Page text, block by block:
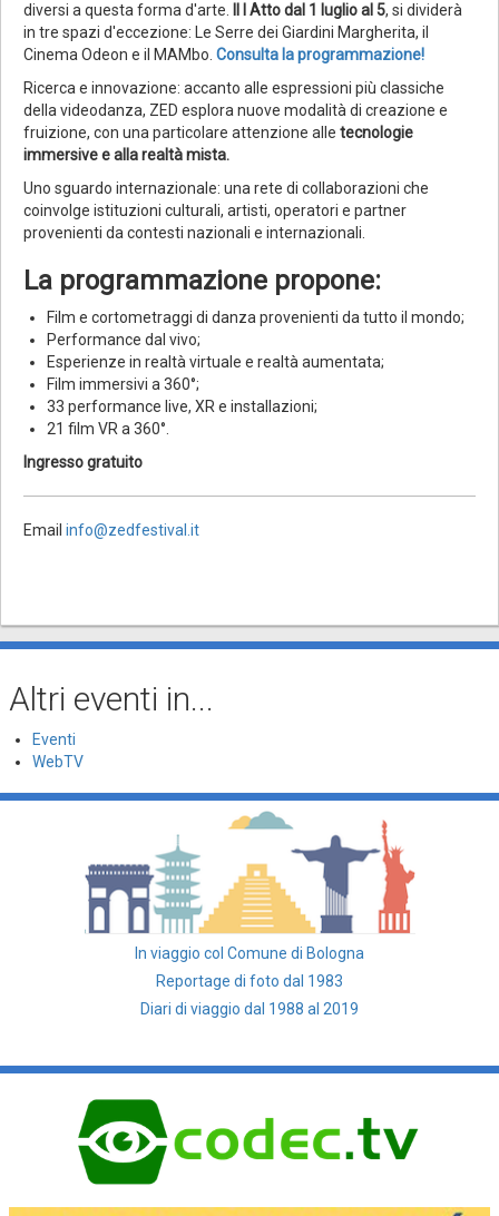
diversi a questa forma d'arte.
Il I Atto dal 1 luglio al 5, si dividerà
in tre spazi d'eccezione: Le Serre dei Giardini Margherita, il
Cinema Odeon e il MAMbo. Consulta la programmazione!
Ricerca e innovazione: accanto alle espressioni più classiche
della videodanza, ZED esplora nuove modalità di creazione e
fruizione, con una particolare attenzione alle tecnologie
immersive e alla realtà mista.
Uno sguardo internazionale: una rete di collaborazioni che
coinvolge istituzioni culturali, artisti, operatori e partner
provenienti da contesti nazionali e internazionali.
La programmazione propone:
Film e cortometraggi di danza provenienti da tutto il mondo;
Performance dal vivo;
Esperienze in realtà virtuale e realtà aumentata;
Film immersivi a 360°;
33 performance live, XR e installazioni;
21 film VR a 360°.
Ingresso gratuito
Email info@zedfestival.it
Altri eventi in...
Eventi
WebTV
In viaggio col Comune di Bologna
Reportage di foto dal 1983
Diari di viaggio dal 1988 al 2019